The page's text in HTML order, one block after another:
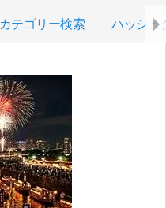
カテゴリー検索 ハッシュ